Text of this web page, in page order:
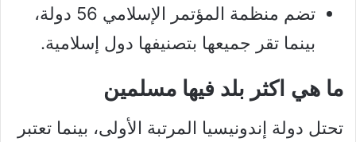
تضم منظمة المؤتمر الإسلامي 56 دولة،
بينما تقر جميعها بتصنيفها دول إسلامية.
ما هي اكثر بلد فيها مسلمين
تحتل دولة إندونيسيا المرتبة الأولى، بينما تعتبر